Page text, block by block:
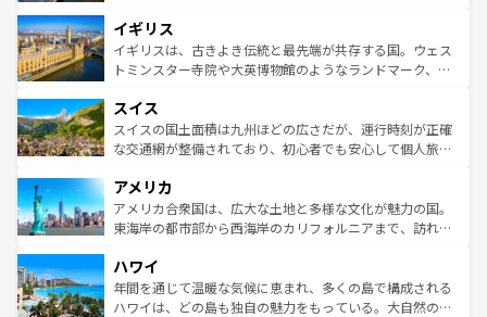
いる。シャンパンの発祥地であるランス、プロヴァンスの
香り高いラベンダー畑など、多彩な楽しみ方が可能だ。さ
らに、パリ以外の地域にも魅力が溢れており、どの街角に
れる地方に足を運ぶとそれぞれで全く異なる文化を体験で
きるだろう。 なお、新着のフランス情報はコンテンツ一覧
を参照してほしい。
顔を持つこの国は、どこを歩いても飽きることがない。ベ
ルリンの文化的活気、バイエルン州のアルプスの絶景、そ
してライン川沿いのワイン畑といった風景は必見。ビール
は、お酒好きな人にはぜひ体験してほしい。 なお、新着の
ドイツ情報はコンテンツ一覧を参照してほしい。
イギリス
イギリスは、古きよき伝統と最先端が共存する国。ウェス
トミンスター寺院や大英博物館のようなランドマーク、歴
リアごとに異なる魅力がある。また、優雅なアフタヌーン
ティー、ビール好きにはたまらない英国パブ、サッカー観
戦など、本場だからこそできる体験も豊富。イギリスを旅
ンツ一覧を参照してほしい。
スイス
スイスの国土面積は九州ほどの広さだが、運行時刻が正確
な交通網が整備されており、初心者でも安心して個人旅行
の建物がそのまま残る町や、スイスならではのユニークな
博物館もあり、アルプス観光だけでなく町歩きも満喫する
ことができる。国民の所得が高いため物価も高いが、旅行
ば市内交通費無料で観光を楽しむこともできる。 なお、新
着のスイス情報はコンテンツ一覧 を参照してほしい。
アメリカ
アメリカ合衆国は、広大な土地と多様な文化が魅力の国。
東海岸の都市部から西海岸のカリフォルニアまで、訪れる
のような巨大都市は、観光、ショッピング、エンターテイ
ンメントが詰まった刺激的なスポットだ。一方、アメリカ
西部には大自然が広がり、グランドキャニオンやイエロー
ハワイ
年間を通じて温暖な気候に恵まれ、多くの島で構成される
ハワイは、どの島も独自の魅力をもっている。大自然の神